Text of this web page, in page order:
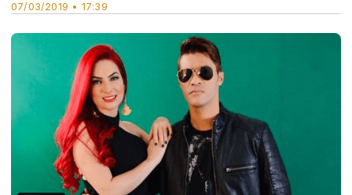
07/03/2019 • 17:39